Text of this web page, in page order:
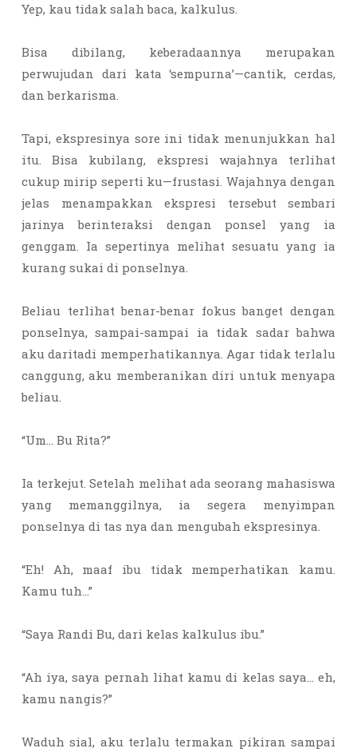
Yep, kau tidak salah baca, kalkulus.
Bisa dibilang, keberadaannya merupakan
perwujudan dari kata ‘sempurna’—cantik, cerdas,
dan berkarisma.
Tapi, ekspresinya sore ini tidak menunjukkan hal
itu. Bisa kubilang, ekspresi wajahnya terlihat
cukup mirip seperti ku—frustasi. Wajahnya dengan
jelas menampakkan ekspresi tersebut sembari
jarinya berinteraksi dengan ponsel yang ia
genggam. Ia sepertinya melihat sesuatu yang ia
kurang sukai di ponselnya.
Beliau terlihat benar-benar fokus banget dengan
ponselnya, sampai-sampai ia tidak sadar bahwa
aku daritadi memperhatikannya. Agar tidak terlalu
canggung, aku memberanikan diri untuk menyapa
beliau.
“Um… Bu Rita?”
Ia terkejut. Setelah melihat ada seorang mahasiswa
yang memanggilnya, ia segera menyimpan
ponselnya di tas nya dan mengubah ekspresinya.
“Eh! Ah, maaf ibu tidak memperhatikan kamu.
Kamu tuh…”
“Saya Randi Bu, dari kelas kalkulus ibu.”
“Ah iya, saya pernah lihat kamu di kelas saya… eh,
kamu nangis?”
Waduh sial, aku terlalu termakan pikiran sampai